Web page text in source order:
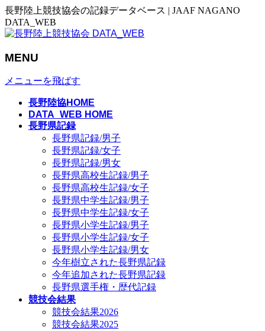
長野陸上競技協会の記録データベース | JAAF NAGANO
DATA_WEB
MENU
メニューを飛ばす
長野陸協HOME
DATA_WEB HOME
長野県記録
長野県記録/男子
長野県記録/女子
長野県記録/男女
長野県高校生記録/男子
長野県高校生記録/女子
長野県中学生記録/男子
長野県中学生記録/女子
長野県小学生記録/男子
長野県小学生記録/女子
長野県小学生記録/男女
今年樹立された長野県記録
今年追加された長野県記録
長野県選手権・歴代記録
競技会結果
競技会結果2026
競技会結果2025